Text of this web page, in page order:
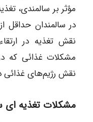
نقش رژیم‎‌های غذائی در دوران سالمندی.
مشکلات تغذیه ‎ای سالمندان